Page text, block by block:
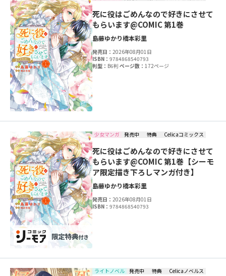
死に役はごめんなので好きにさせて
もらいます@COMIC 第1巻
島藤ゆかり橋本彩里
発売日：2026年08月01日
ISBN：9784868540793
判型： B6判ページ数： 172ページ
少女マンガ 発売中 特典 Celicaコミックス
死に役はごめんなので好きにさせて
もらいます@COMIC 第1巻【シーモ
ア限定描き下ろしマンガ付き】
島藤ゆかり橋本彩里
発売日：2026年08月01日
ISBN：9784868540793
ライトノベル 発売中 特典 Celicaノベルス